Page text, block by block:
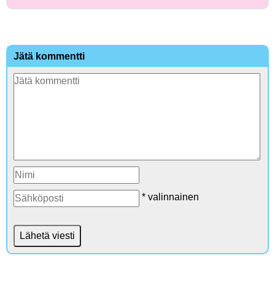
Jätä kommentti
* valinnainen